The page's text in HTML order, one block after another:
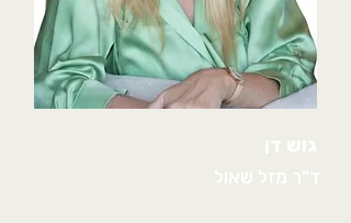
ד"ר מזל שאול